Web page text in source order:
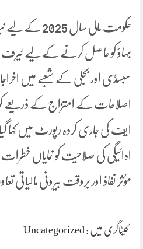
حکومت مالی
بہاؤ کو حاصل کرنے کے لیے
سبسڈی اور بجلی کے شعبے میں
اصلاحات کے امتزاج کے ذریعے
ایف کی جاری کردہ رپورٹ میں کہا
ادائیگی کی صلاحیت کو نمایاں
مؤثر نفاذ اور بروقت بیرونی مالیاتی
کیٹاگری میں : Uncategorized